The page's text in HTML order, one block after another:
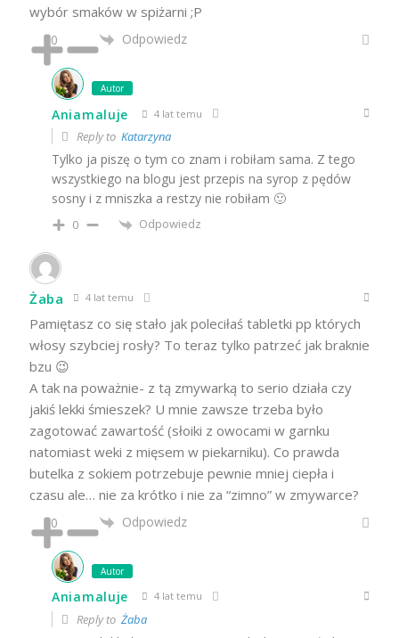
wybór smaków w spiżarni ;P
0 Odpowiedz
Autor
Aniamaluje 4 lat temu
Reply to Katarzyna
Tylko ja piszę o tym co znam i robiłam sama. Z tego
wszystkiego na blogu jest przepis na syrop z pędów
sosny i z mniszka a restzy nie robiłam 🙂
0 Odpowiedz
Żaba 4 lat temu
Pamiętasz co się stało jak poleciłaś tabletki pp których
włosy szybciej rosły? To teraz tylko patrzeć jak braknie
bzu 😉
A tak na poważnie- z tą zmywarką to serio działa czy
jakiś lekki śmieszek? U mnie zawsze trzeba było
zagotować zawartość (słoiki z owocami w garnku
natomiast weki z mięsem w piekarniku). Co prawda
butelka z sokiem potrzebuje pewnie mniej ciepła i
czasu ale… nie za krótko i nie za “zimno” w zmywarce?
0 Odpowiedz
Autor
Aniamaluje 4 lat temu
Reply to Żaba